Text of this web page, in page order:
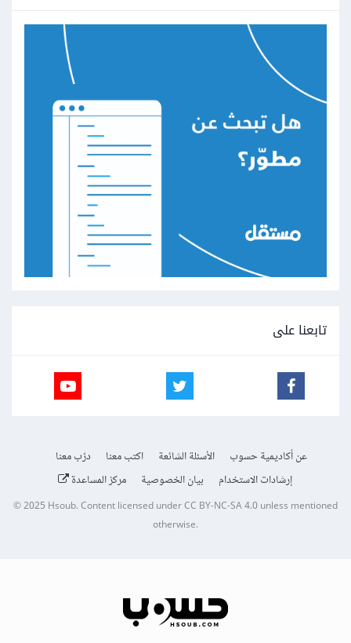
تابعنا على
عن أكاديمية حسوب الأسئلة الشائعة اكتب معنا
درّب معنا
إرشادات الاستخدام
بيان الخصوصية مركز المساعدة
© 2025Hsoub.Content licensed underCC BY-NC-SA 4.0unless mentioned
otherwise.